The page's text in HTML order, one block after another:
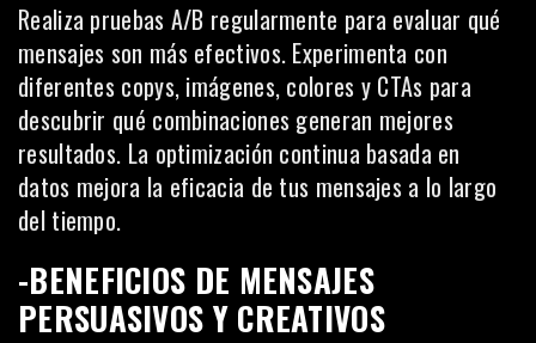
Realiza pruebas A/B regularmente para evaluar qué
mensajes son más efectivos. Experimenta con
diferentes copys, imágenes, colores y CTAs para
descubrir qué combinaciones generan mejores
resultados. La optimización continua basada en
datos mejora la eficacia de tus mensajes a lo largo
del tiempo.
-BENEFICIOS DE MENSAJES
PERSUASIVOS Y CREATIVOS